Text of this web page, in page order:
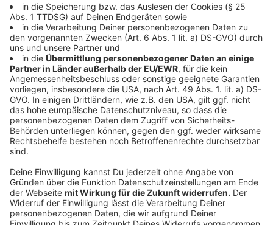
Gleichstellungsbeauftragte ziehen Bilanz
Anzeige
Der Arbeitskreis der Gleichstellungsbeauftragten im
Kreis Viersen hat jetzt eine Bilanz zum Programm „Frau
macht Politik“ gezogen. Ziel des Programms war es,
Frauen für kommunalpolitisches Engagement zu
gewinnen und den Zugang zur Politik zu erleichtern.
anderem eine Fahrt in den Landtag, Gesprächsformate
und politische Themenabende. Nach Einschätzung der
Gleichstellungsbeauftragten ist das Interesse von
Frauen an politischem Engagement grundsätzlich da.